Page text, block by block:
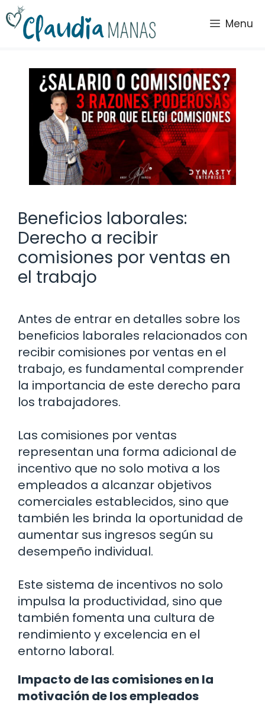
Saltar
al
contenido
Menu
Beneficios laborales:
Derecho a recibir
comisiones por ventas en
el trabajo
Antes de entrar en detalles sobre los
beneficios laborales relacionados con
recibir comisiones por ventas en el
trabajo, es fundamental comprender
la importancia de este derecho para
los trabajadores.
Las comisiones por ventas
representan una forma adicional de
incentivo que no solo motiva a los
empleados a alcanzar objetivos
comerciales establecidos, sino que
también les brinda la oportunidad de
aumentar sus ingresos según su
desempeño individual.
Este sistema de incentivos no solo
impulsa la productividad, sino que
también fomenta una cultura de
rendimiento y excelencia en el
entorno laboral.
Impacto de las comisiones en la
motivación de los empleados